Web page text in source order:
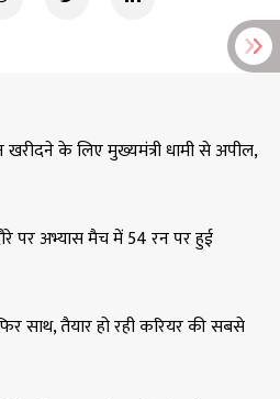
के लिए मुख्यमंत्री धामी से अपील,
पर अभ्यास मैच में 54 रन पर हुई
साथ, तैयार हो रही करियर की सबसे